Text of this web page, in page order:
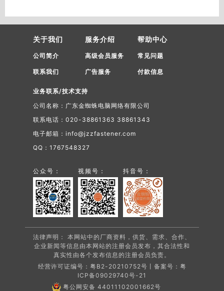
关于我们
公司简介
联系我们
服务介绍
高级会员服务
广告服务
帮助中心
常见问题
付款信息
业务联系/技术支持
公司名称：广东金蜘蛛电脑网络有限公司
联系电话：020-38861363 38861343
电子邮箱：info@jzzfastener.com
QQ：1767548327
公众号： 视频号： 抖音号：
法律声明： 本网站中的厂商资料，供货、需求、合作、
企业新闻等信息由本网站的注册会员发布，其合法性和
真实性由各个发布信息的注册会员负责。
经营许可证编号：粤B2-20210752号丨备案号： 粤
ICP备09029740号-21
粤公网安备 44011102001662号